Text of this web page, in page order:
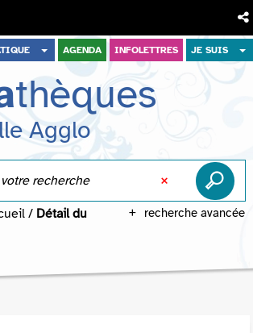
AGENDA INFOLETTRES JE SUIS
thèques
Agglo
recherche avancée
/ Détail du